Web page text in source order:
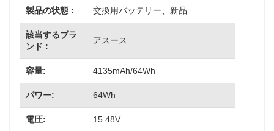
製品の状態 : 交換用バッテリー、新品
該当するブラ
ンド :
アスース
容量: 4135mAh/64Wh
パワー: 64Wh
電圧: 15.48V